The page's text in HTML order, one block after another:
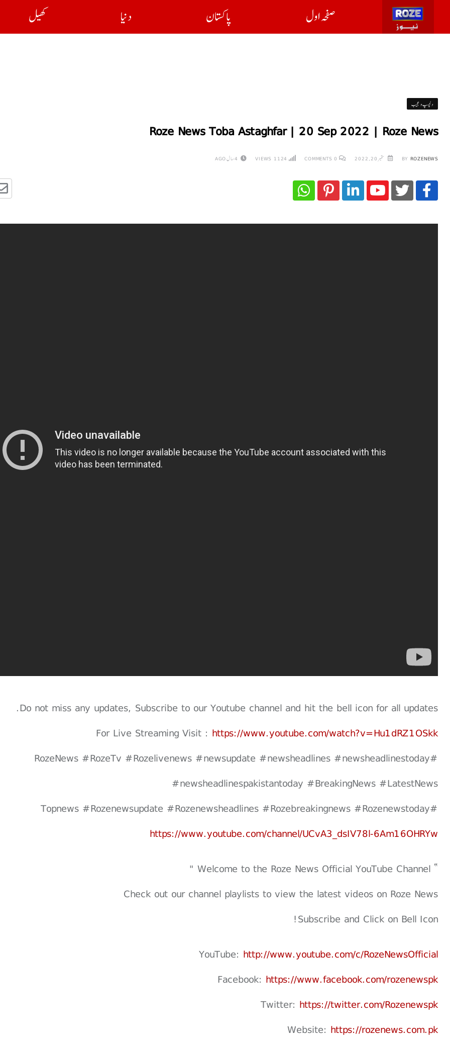
صفحہ اول پاکستان دنیا کھیل
دلچسپ و عجیب
Roze News Toba Astaghfar | 20 Sep 2022 | Roze News
BY ROZENEWS ستمبر 20, 2022 0
COMMENTS
1124 4 سال AGO
Do not miss any updates, Subscribe to our Youtube channel and hit the bell icon for all updates.
For Live Streaming Visit : https://www.youtube.com/watch?v=Hu1dRZ1OSkk
#RozeNews #RozeTv #Rozelivenews #newsupdate #newsheadlines #newsheadlinestoday
#newsheadlinespakistantoday #BreakingNews #LatestNews
#Topnews #Rozenewsupdate #Rozenewsheadlines #Rozebreakingnews #Rozenewstoday
https://www.youtube.com/channel/UCvA3_dsIV78l-6Am16OHRYw
” Welcome to the Roze News Official YouTube Channel "
Check out our channel playlists to view the latest videos on Roze News
Subscribe and Click on Bell Icon!
YouTube: http://www.youtube.com/c/RozeNewsOfficial
Facebook: https://www.facebook.com/rozenewspk
Twitter: https://twitter.com/Rozenewspk
Website: https://rozenews.com.pk